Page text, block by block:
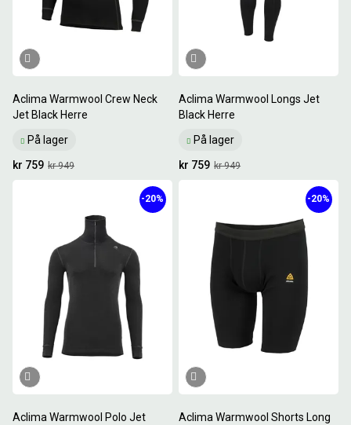
Aclima Warmwool Crew Neck
Jet Black Herre
På lager
kr 949
kr 759
Aclima Warmwool Longs Jet
Black Herre
På lager
kr 949
kr 759
Aclima Warmwool Polo Jet
-20%
Aclima Warmwool Shorts Long
-20%